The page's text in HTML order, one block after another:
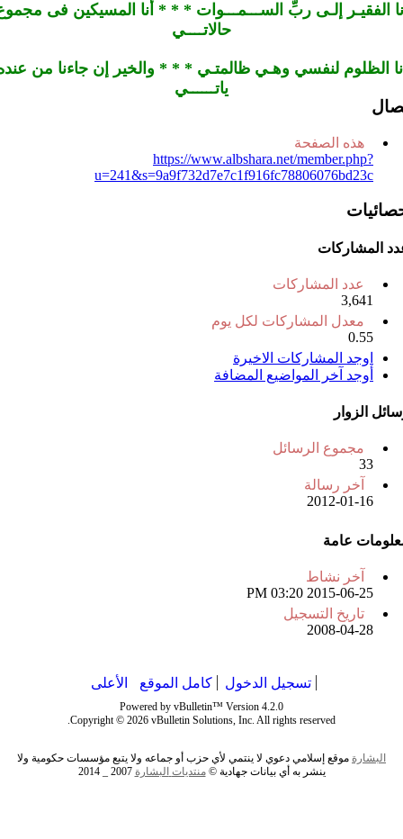
الفقيـر إلـى ربِّ الســـمـــوات * * * أنا المسيكين فى
حالاتــــي
الظلوم لنفسي وهـي ظالمتـي * * * والخير إن جاءنا من
ياتــــــي
هذه الصفحة
https://www.albshara.net/member.php?
u=241&s=9a9f732d7e7c1f916fc78806076bd23c
المشاركات
عدد المشاركات
3,641
معدل المشاركات لكل يوم
0.55
اوجد المشاركات الاخيرة
أوجد آخر المواضيع المضافة
الزوار
مجموع الرسائل
33
آخر رسالة
2012-01-16
عامة
آخر نشاط
2015-06-25
03:20 PM
تاريخ التسجيل
2008-04-28
تسجيل الدخول كامل الموقع الأعلى
Powered by vBulletin™ Version 4.2.0
Copyright © 2026 vBulletin Solutions, Inc. All rights reserved.
البشارة موقع إسلامي دعوي لا ينتمي لأي حزب أو جماعه ولا يتبع مؤسسات حكومية ولا
ينشر به أي بيانات جهادية © منتديات البشارة 2007 _ 2014